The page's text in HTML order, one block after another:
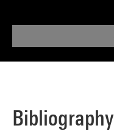
Bibliography